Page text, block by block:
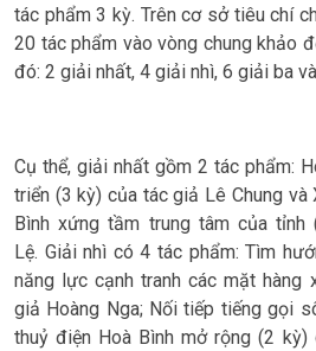
tác phẩm 3 kỳ. Trên cơ sở tiêu chí
20 tác phẩm vào vòng chung khảo
đó: 2 giải nhất, 4 giải nhì, 6 giải ba
Cụ thể, giải nhất gồm 2 tác phẩm:
triển (3 kỳ) của tác giả Lê Chung và
Bình xứng tầm trung tâm của
Lệ. Giải nhì có 4 tác phẩm: Tìm
năng lực cạnh tranh các mặt hàng
giả Hoàng Nga; Nối tiếp tiếng gọi
thuỷ điện Hoà Bình mở rộng (2 kỳ)